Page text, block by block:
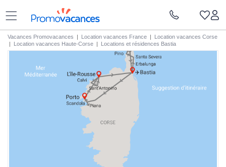
Vacances Promovacances | Location vacances France | Location vacances Corse
| Location vacances Haute-Corse | Locations et résidences Bastia